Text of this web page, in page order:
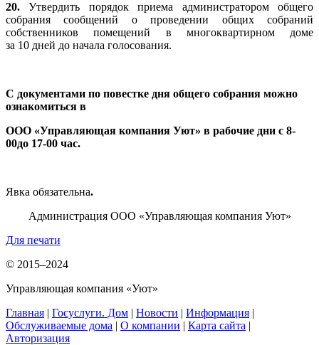
20. Утвердить порядок приема администратором общего
собрания сообщений о проведении общих собраний
собственников помещений в многоквартирном доме
за 10 дней до начала голосования.
С документами по повестке дня общего собрания можно
ознакомиться в
ООО «Управляющая компания Уют» в рабочие дни с 8-
00до 17-00 час.
Явка обязательна.
Администрация ООО «Управляющая компания Уют»
Для печати
© 2015–2024
Управляющая компания «Уют»
Главная | Госуслуги. Дом | Новости | Информация |
Обслуживаемые дома | О компании | Карта сайта |
Авторизация